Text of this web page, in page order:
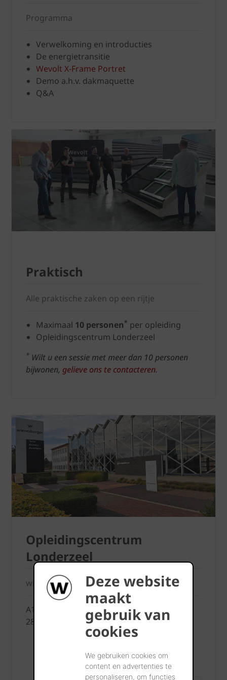
Deze website
maakt
gebruik van
cookies
We gebruiken cookies om
content en advertenties te
personaliseren, om functies
Programma
Verwelkoming en introducties
De energietransitie
Wevolt X-Frame Portret
Demo a.h.v. dakmaquette
Q&A
Praktisch
Alle praktische zaken op een rijtje
Maximaal 10 personen* per opleiding
Opleidingscentrum Londerzeel
* Wilt u een sessie met meer dan 10 personen
bijwonen, gelieve ons te contacteren.
Opleidingscentrum
Londerzeel
wienerberger Showroom Londerzeel
A12- Koning Leopoldlaan 1
2870 Breendonk